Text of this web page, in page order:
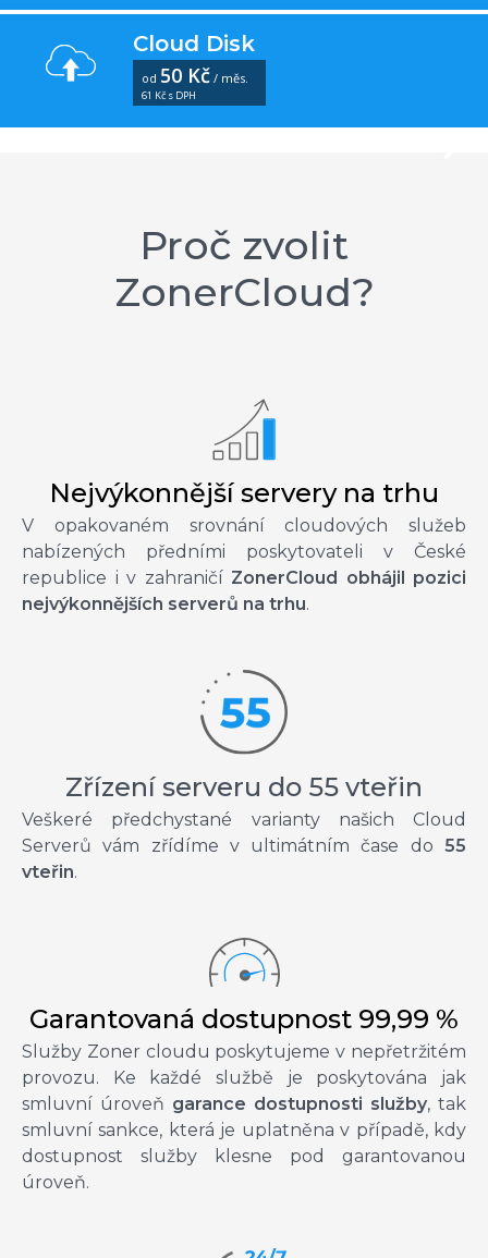
Cloud Disk
od 50 Kč / měs.
61 Kč s DPH
Proč zvolit
ZonerCloud?
Nejvýkonnější servery na trhu
V opakovaném srovnání cloudových služeb
nabízených předními poskytovateli v České
republice i v zahraničí ZonerCloud obhájil pozici
nejvýkonnějších serverů na trhu.
Zřízení serveru do 55 vteřin
Veškeré předchystané varianty našich Cloud
Serverů vám zřídíme v ultimátním čase do 55
vteřin.
Garantovaná dostupnost 99,99 %
Služby Zoner cloudu poskytujeme v nepřetržitém
provozu. Ke každé službě je poskytována jak
smluvní úroveň garance dostupnosti služby, tak
smluvní sankce, která je uplatněna v případě, kdy
dostupnost služby klesne pod garantovanou
úroveň.